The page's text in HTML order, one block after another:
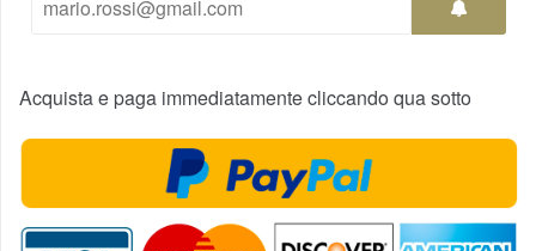
Acquista e paga immediatamente cliccando qua sotto